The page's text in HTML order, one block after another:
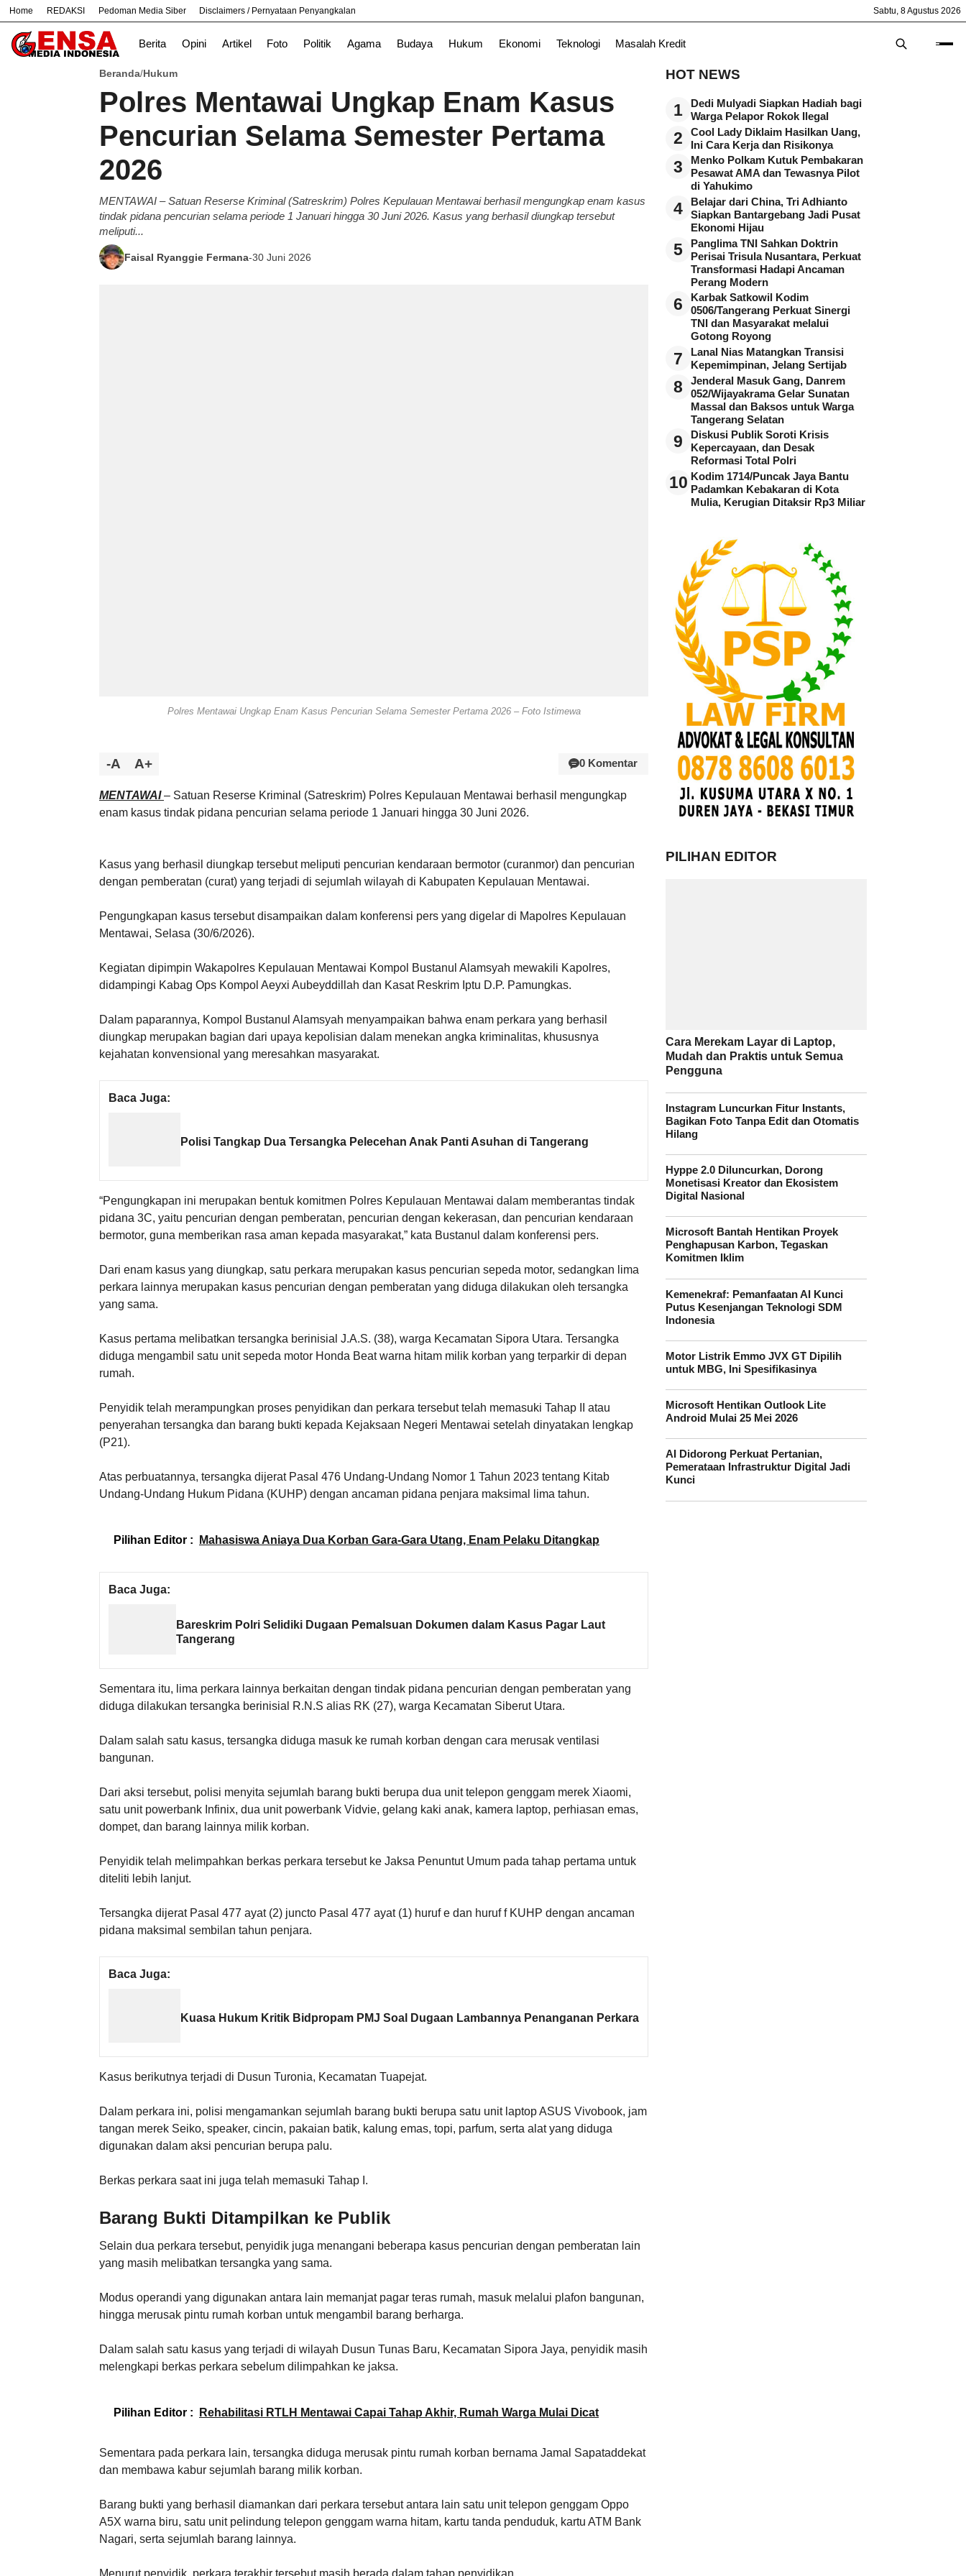
Home REDAKSI Pedoman Media Siber Disclaimers / Pernyataan Penyangkalan Sabtu, 8 Agustus 2026
Berita Opini Artikel Foto Politik Agama Budaya Hukum Ekonomi Teknologi Masalah Kredit
# Bekasi Nasional News Purwakarta TNI
Beranda/Hukum
Polres Mentawai Ungkap Enam Kasus
Pencurian Selama Semester Pertama
2026
MENTAWAI – Satuan Reserse Kriminal (Satreskrim) Polres Kepulauan Mentawai berhasil mengungkap enam kasus
tindak pidana pencurian selama periode 1 Januari hingga 30 Juni 2026. Kasus yang berhasil diungkap tersebut
meliputi...
Faisal Ryanggie Fermana-30 Juni 2026
Polres Mentawai Ungkap Enam Kasus Pencurian Selama Semester Pertama 2026 – Foto Istimewa
-A A+ 0 Komentar
MENTAWAI– Satuan Reserse Kriminal (Satreskrim) Polres Kepulauan Mentawai berhasil mengungkap
enam kasus tindak pidana pencurian selama periode 1 Januari hingga 30 Juni 2026.
Kasus yang berhasil diungkap tersebut meliputi pencurian kendaraan bermotor (curanmor) dan pencurian
dengan pemberatan (curat) yang terjadi di sejumlah wilayah di Kabupaten Kepulauan Mentawai.
Pengungkapan kasus tersebut disampaikan dalam konferensi pers yang digelar di Mapolres Kepulauan
Mentawai, Selasa (30/6/2026).
Kegiatan dipimpin Wakapolres Kepulauan Mentawai Kompol Bustanul Alamsyah mewakili Kapolres,
didampingi Kabag Ops Kompol Aeyxi Aubeyddillah dan Kasat Reskrim Iptu D.P. Pamungkas.
Dalam paparannya, Kompol Bustanul Alamsyah menyampaikan bahwa enam perkara yang berhasil
diungkap merupakan bagian dari upaya kepolisian dalam menekan angka kriminalitas, khususnya
kejahatan konvensional yang meresahkan masyarakat.
Baca Juga:
Polisi Tangkap Dua Tersangka Pelecehan Anak Panti Asuhan di Tangerang
“Pengungkapan ini merupakan bentuk komitmen Polres Kepulauan Mentawai dalam memberantas tindak
pidana 3C, yaitu pencurian dengan pemberatan, pencurian dengan kekerasan, dan pencurian kendaraan
bermotor, guna memberikan rasa aman kepada masyarakat,” kata Bustanul dalam konferensi pers.
Dari enam kasus yang diungkap, satu perkara merupakan kasus pencurian sepeda motor, sedangkan lima
perkara lainnya merupakan kasus pencurian dengan pemberatan yang diduga dilakukan oleh tersangka
yang sama.
Kasus pertama melibatkan tersangka berinisial J.A.S. (38), warga Kecamatan Sipora Utara. Tersangka
diduga mengambil satu unit sepeda motor Honda Beat warna hitam milik korban yang terparkir di depan
rumah.
Penyidik telah merampungkan proses penyidikan dan perkara tersebut telah memasuki Tahap II atau
penyerahan tersangka dan barang bukti kepada Kejaksaan Negeri Mentawai setelah dinyatakan lengkap
(P21).
Atas perbuatannya, tersangka dijerat Pasal 476 Undang-Undang Nomor 1 Tahun 2023 tentang Kitab
Undang-Undang Hukum Pidana (KUHP) dengan ancaman pidana penjara maksimal lima tahun.
Pilihan Editor : Mahasiswa Aniaya Dua Korban Gara-Gara Utang, Enam Pelaku Ditangkap
Baca Juga:
Bareskrim Polri Selidiki Dugaan Pemalsuan Dokumen dalam Kasus Pagar Laut
Tangerang
Sementara itu, lima perkara lainnya berkaitan dengan tindak pidana pencurian dengan pemberatan yang
diduga dilakukan tersangka berinisial R.N.S alias RK (27), warga Kecamatan Siberut Utara.
Dalam salah satu kasus, tersangka diduga masuk ke rumah korban dengan cara merusak ventilasi
bangunan.
Dari aksi tersebut, polisi menyita sejumlah barang bukti berupa dua unit telepon genggam merek Xiaomi,
satu unit powerbank Infinix, dua unit powerbank Vidvie, gelang kaki anak, kamera laptop, perhiasan emas,
dompet, dan barang lainnya milik korban.
Penyidik telah melimpahkan berkas perkara tersebut ke Jaksa Penuntut Umum pada tahap pertama untuk
diteliti lebih lanjut.
Tersangka dijerat Pasal 477 ayat (2) juncto Pasal 477 ayat (1) huruf e dan huruf f KUHP dengan ancaman
pidana maksimal sembilan tahun penjara.
Baca Juga:
Kuasa Hukum Kritik Bidpropam PMJ Soal Dugaan Lambannya Penanganan Perkara
Kasus berikutnya terjadi di Dusun Turonia, Kecamatan Tuapejat.
Dalam perkara ini, polisi mengamankan sejumlah barang bukti berupa satu unit laptop ASUS Vivobook, jam
tangan merek Seiko, speaker, cincin, pakaian batik, kalung emas, topi, parfum, serta alat yang diduga
digunakan dalam aksi pencurian berupa palu.
Berkas perkara saat ini juga telah memasuki Tahap I.
Barang Bukti Ditampilkan ke Publik
Selain dua perkara tersebut, penyidik juga menangani beberapa kasus pencurian dengan pemberatan lain
yang masih melibatkan tersangka yang sama.
Modus operandi yang digunakan antara lain memanjat pagar teras rumah, masuk melalui plafon bangunan,
hingga merusak pintu rumah korban untuk mengambil barang berharga.
Dalam salah satu kasus yang terjadi di wilayah Dusun Tunas Baru, Kecamatan Sipora Jaya, penyidik masih
melengkapi berkas perkara sebelum dilimpahkan ke jaksa.
Pilihan Editor : Rehabilitasi RTLH Mentawai Capai Tahap Akhir, Rumah Warga Mulai Dicat
Sementara pada perkara lain, tersangka diduga merusak pintu rumah korban bernama Jamal Sapataddekat
dan membawa kabur sejumlah barang milik korban.
Barang bukti yang berhasil diamankan dari perkara tersebut antara lain satu unit telepon genggam Oppo
A5X warna biru, satu unit pelindung telepon genggam warna hitam, kartu tanda penduduk, kartu ATM Bank
Nagari, serta sejumlah barang lainnya.
HOT NEWS
1
Dedi Mulyadi Siapkan Hadiah bagi
Warga Pelapor Rokok Ilegal
2
Cool Lady Diklaim Hasilkan Uang,
Ini Cara Kerja dan Risikonya
3
Menko Polkam Kutuk Pembakaran
Pesawat AMA dan Tewasnya Pilot
di Yahukimo
4
Belajar dari China, Tri Adhianto
Siapkan Bantargebang Jadi Pusat
Ekonomi Hijau
5
Panglima TNI Sahkan Doktrin
Perisai Trisula Nusantara, Perkuat
Transformasi Hadapi Ancaman
Perang Modern
6
Karbak Satkowil Kodim
0506/Tangerang Perkuat Sinergi
TNI dan Masyarakat melalui
Gotong Royong
7
Lanal Nias Matangkan Transisi
Kepemimpinan, Jelang Sertijab
8
Jenderal Masuk Gang, Danrem
052/Wijayakrama Gelar Sunatan
Massal dan Baksos untuk Warga
Tangerang Selatan
9
Diskusi Publik Soroti Krisis
Kepercayaan, dan Desak
Reformasi Total Polri
10 Kodim 1714/Puncak Jaya Bantu
Padamkan Kebakaran di Kota
Mulia, Kerugian Ditaksir Rp3 Miliar
PILIHAN EDITOR
Cara Merekam Layar di Laptop,
Mudah dan Praktis untuk Semua
Pengguna
Instagram Luncurkan Fitur Instants,
Bagikan Foto Tanpa Edit dan Otomatis
Hilang
Hyppe 2.0 Diluncurkan, Dorong
Monetisasi Kreator dan Ekosistem
Digital Nasional
Microsoft Bantah Hentikan Proyek
Penghapusan Karbon, Tegaskan
Komitmen Iklim
Kemenekraf: Pemanfaatan AI Kunci
Putus Kesenjangan Teknologi SDM
Indonesia
Motor Listrik Emmo JVX GT Dipilih
untuk MBG, Ini Spesifikasinya
Microsoft Hentikan Outlook Lite
Android Mulai 25 Mei 2026
AI Didorong Perkuat Pertanian,
Pemerataan Infrastruktur Digital Jadi
Kunci